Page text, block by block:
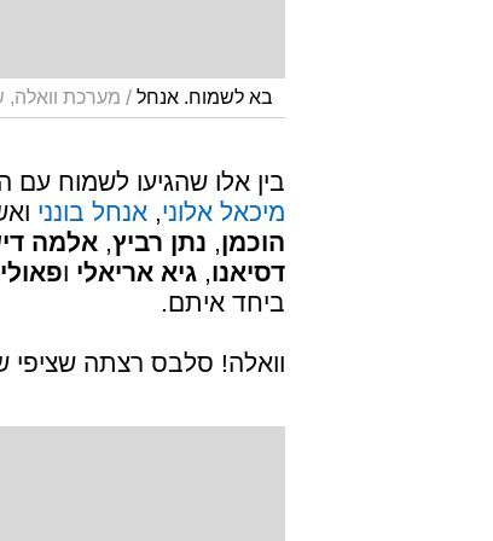
בא לשמוח. אנחל / מערכת וואלה,
בין אלו שהגיעו לשמוח עם
מיכאל אלוני, אנחל בונני
הוכמן, נתן רביץ, אלמה
דסיאנו, גיא אריאלי ו
ביחד איתם.
וואלה! סלבס רצתה שציפי